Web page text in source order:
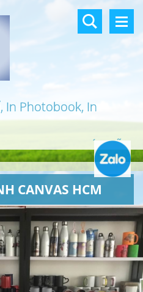
In Photobook, In
Canvas, In PP, Ép Gỗ
CANVAS HCM